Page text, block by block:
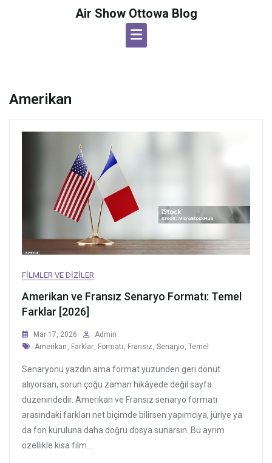
Air Show Ottowa Blog
Amerikan
FILMLER VE DIZILER
Amerikan ve Fransız Senaryo Formatı: Temel
Farklar [2026]
Mar 17, 2026
Admin
Tags
Amerikan , Farklar, Formatı , Fransız , Senaryo, Temel
Senaryonu yazdın ama format yüzünden geri dönüt
alıyorsan, sorun çoğu zaman hikâyede değil sayfa
düzenindedir. Amerikan ve Fransız senaryo formatı
arasındaki farkları net biçimde bilirsen yapımcıya, jüriye ya
da fon kuruluna daha doğru dosya sunarsın. Bu ayrım
özellikle kısa film...